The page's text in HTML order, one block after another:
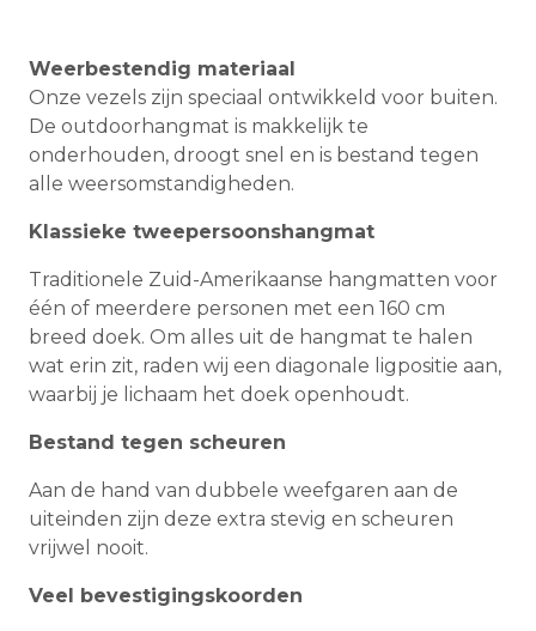
Weerbestendig materiaal
Onze vezels zijn speciaal ontwikkeld voor buiten.
De outdoorhangmat is makkelijk te
onderhouden, droogt snel en is bestand tegen
alle weersomstandigheden.
Klassieke tweepersoonshangmat
Traditionele Zuid-Amerikaanse hangmatten voor
één of meerdere personen met een 160 cm
breed doek. Om alles uit de hangmat te halen
wat erin zit, raden wij een diagonale ligpositie aan,
waarbij je lichaam het doek openhoudt.
Bestand tegen scheuren
Aan de hand van dubbele weefgaren aan de
uiteinden zijn deze extra stevig en scheuren
vrijwel nooit.
Veel bevestigingskoorden